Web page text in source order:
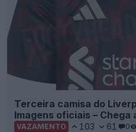
Terceira camisa do
Imagens oficiais – Chega
VAZAMENTO 103 61 0